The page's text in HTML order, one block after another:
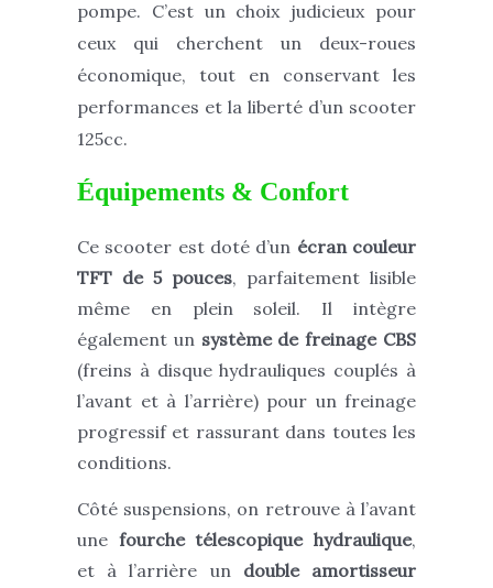
pompe. C’est un choix judicieux pour
ceux qui cherchent un deux-roues
économique, tout en conservant les
performances et la liberté d’un scooter
125cc.
Équipements & Confort
Ce scooter est doté d’un écran couleur
TFT de 5 pouces, parfaitement lisible
même en plein soleil. Il intègre
également un système de freinage CBS
(freins à disque hydrauliques couplés à
l’avant et à l’arrière) pour un freinage
progressif et rassurant dans toutes les
conditions.
Côté suspensions, on retrouve à l’avant
une fourche télescopique hydraulique,
et à l’arrière un double amortisseur